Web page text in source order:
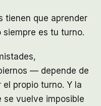
tienen que aprender
es tu turno.
— depende de
propio turno. Y la
se vuelve imposible